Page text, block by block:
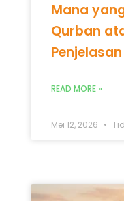
Mana
Qurban
READ MORE »
Mei 12, 2026